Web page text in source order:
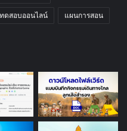
ดสอบออนไลน์ แผนการสอน